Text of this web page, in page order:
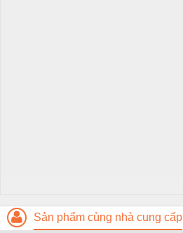
Sản phẩm cùng nhà cung cấp